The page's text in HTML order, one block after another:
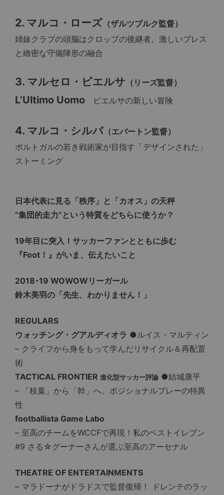
2. マルコ・ローズ （ザルツブルク監督）
姉妹クラブの頭脳はクロップの後継者。激しいプレス
と緻密な守備陣形の融合
3. マルセロ・ビエルサ （リーズ監督）
L’Ultimo Uomo ビエルサの新しい冒険
4. マルコ・シルバ （エバートン監督）
ポルトガルの若き戦術家が目指す「デザインされた」
ストーミング
日本代表に見る「秩序」と「カオス」の天秤
“集団的走力”という特質をどちらに使うか？
19年目に突入！サッカーファンとともに歩む
『Foot！』がいま、伝えたいこと
2018-19 WOWOWリーガール
鈴木美羽の「先生、わかりません！」
REGULARS
ウォッチング・グアルディオラ ●ルイス・マルティン
– クライフから身をもって学んだリサイクル＆再配置
術
TACTICAL FRONTIER 進化型サッカー評論 ●結城康平
– 「枝葉」から「幹」へ。ポジショナルプレーの特異
性
footballista Game Labo
– 至高のチームをWCCFで再現！私のベストイレブン
#9 さる☆グーナーさんが選ぶ至高のアーセナル
THEATRE OF ENTERTAINMENTS
– マラドーナがドラドスで監督復帰！ ドレンテのラッ